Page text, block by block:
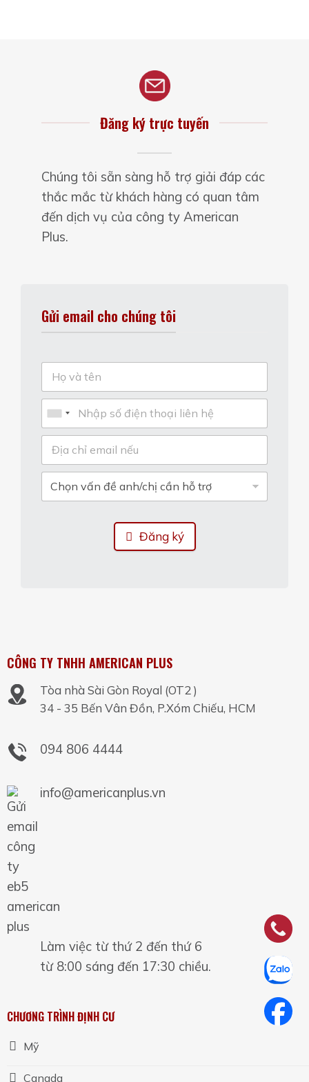
Đăng ký trực tuyến
Chúng tôi sẵn sàng hỗ trợ giải đáp các
thắc mắc từ khách hàng có quan tâm
đến dịch vụ của công ty American
Plus.
Gửi email cho chúng tôi
Đăng ký
CÔNG TY TNHH AMERICAN PLUS
Tòa nhà Sài Gòn Royal (OT2 )
34 - 35 Bến Vân Đồn, P.Xóm Chiếu, HCM
094 806 4444
info@americanplus.vn
Làm việc từ thứ 2 đến thứ 6
từ 8:00 sáng đến 17:30 chiều.
CHƯƠNG TRÌNH ĐỊNH CƯ
Mỹ
Canada